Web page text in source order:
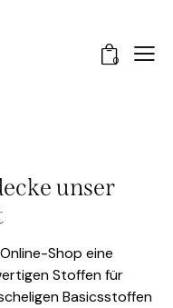
0
unser
Shop eine
Stoffen für
Basicsstoffen